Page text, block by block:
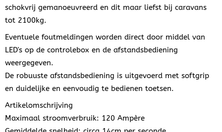
schokvrij gemanoeuvreerd en dit maar liefst bij caravans
tot 2100kg.
Eventuele foutmeldingen worden direct door middel van
LED's op de controlebox en de afstandsbediening
weergegeven.
De robuuste afstandsbediening is uitgevoerd met softgrip
en duidelijke en eenvoudig te bedienen toetsen.
Artikelomschrijving
Maximaal stroomverbruik: 120 Ampère